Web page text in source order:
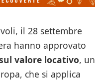
il 28 settembre
hanno approvato
valore locativo, un
che si applica